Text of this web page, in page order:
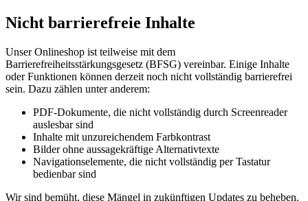
Nicht barrierefreie Inhalte
Unser Onlineshop ist teilweise mit dem
Barrierefreiheitsstärkungsgesetz (BFSG) vereinbar. Einige Inhalte
oder Funktionen können derzeit noch nicht vollständig barrierefrei
sein. Dazu zählen unter anderem:
PDF-Dokumente, die nicht vollständig durch Screenreader
auslesbar sind
Inhalte mit unzureichendem Farbkontrast
Bilder ohne aussagekräftige Alternativtexte
Navigationselemente, die nicht vollständig per Tastatur
bedienbar sind
Wir sind bemüht, diese Mängel in zukünftigen Updates zu beheben.